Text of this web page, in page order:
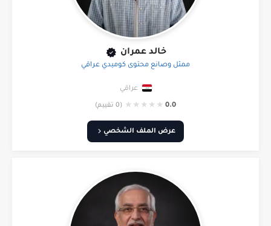
خالد عمران
ممثل وصانع محتوى كوميدي عراقي
عراقي
0.0
★
★
★
★
★ (0 تقييم)
عرض الملف الشخصي